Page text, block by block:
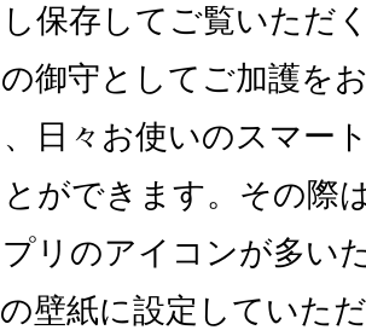
保存してご覧いただ
御守としてご加護を
日々お使いのスマー
ができます。その際
リのアイコンが多い
壁紙に設定していた